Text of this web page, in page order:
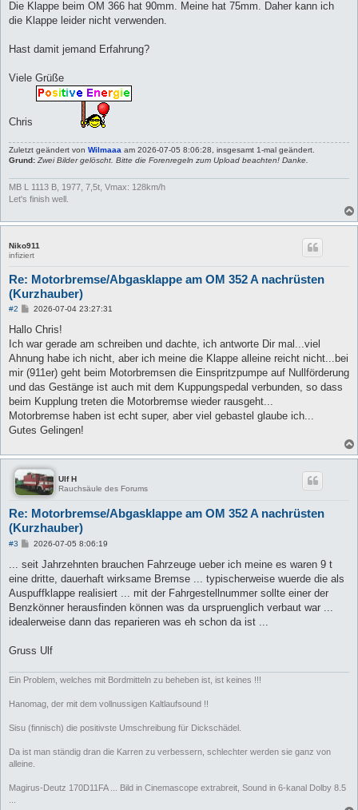
Die Klappe beim OM 366 hat 90mm. Meine hat 75mm. Daher kann ich
die Klappe leider nicht verwenden.
Hast damit jemand Erfahrung?
Viele Grüße
Chris
Zuletzt geändert von Wilmaaa am 2026-07-05 8:06:28, insgesamt 1-mal geändert.
Grund: Zwei Bilder gelöscht. Bitte die Forenregeln zum Upload beachten! Danke.
MB L 1113 B, 1977, 7,5t, Vmax: 128km/h
Let's finish well.
Niko911
infiziert
Re: Motorbremse/Abgasklappe am OM 352 A nachrüsten
(Kurzhauber)
#2
B
i
r
a
2026-07-04 23:27:31
Hallo Chris!
Ich war gerade am schreiben und dachte, ich antworte Dir mal...viel
Ahnung habe ich nicht, aber ich meine die Klappe alleine reicht nicht...bei
mir (911er) geht beim Motorbremsen die Einspritzpumpe auf Nullförderung
und das Gestänge ist auch mit dem Kuppungspedal verbunden, so dass
beim Kupplung treten die Motorbremse wieder rausgeht...
Motorbremse haben ist echt super, aber viel gebastel glaube ich...
Gutes Gelingen!
Ulf H
Rauchsäule des Forums
Re: Motorbremse/Abgasklappe am OM 352 A nachrüsten
(Kurzhauber)
#3
B
i
r
a
2026-07-05 8:06:19
... seit Jahrzehnten brauchen Fahrzeuge ueber ich meine es waren 9 t
eine dritte, dauerhaft wirksame Bremse ... typischerweise wuerde die als
Auspuffklappe realisiert ... mit der Fahrgestellnummer sollte einer der
Benzkönner herausfinden können was da urspruenglich verbaut war ...
idealerweise dann das reparieren was eh schon da ist ...
Gruss Ulf
Ein Problem, welches mit Bordmitteln zu beheben ist, ist keines !!!
Hanomag, der mit dem vollnussigen Kaltlaufsound !!
Sisu (finnisch) die positivste Umschreibung für Dickschädel.
Da ist man ständig dran die Karren zu verbessern, schlechter werden sie ganz von
alleine.
Magirus-Deutz 170D11FA ... Bild in Cinemascope extrabreit, Sound in 6-kanal Dolby 8.5